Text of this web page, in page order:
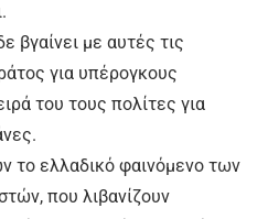
βγαίνει με αυτές τις
για υπέρογκους
του τους πολίτες για
το ελλαδικό φαινόμενο των
που λιβανίζουν